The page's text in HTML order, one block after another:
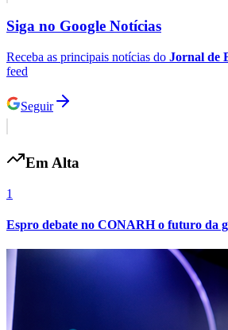
Vasco
Siga no Google Notícias
Receba as principais notícias do Jornal de
feed
Seguir
Em Alta
1
Espro debate no CONARH o futuro da